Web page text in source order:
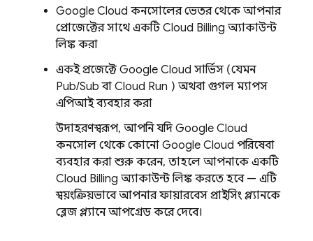
Google Cloud কনসোলের ভেতর থেকে আপনার
প্রোজেক্টের সাথে একটিCloud Billing অ্যাকাউন্ট
লিঙ্ক করা
একই প্রজেক্টে Google Cloud সার্ভিস (যেমন
Pub/Sub বা Cloud Run ) অথবা গুগল ম্যাপস
এপিআই ব্যবহার করা
উদাহরণস্বরূপ, আপনি যদি Google Cloud
কনসোল থেকে কোনো Google Cloud পরিষেবা
ব্যবহার করা শুরু করেন, তাহলে আপনাকে একটি
Cloud Billing অ্যাকাউন্ট লিঙ্ক করতে হবে — এটি
স্বয়ংক্রিয়ভাবে আপনার ফায়ারবেস প্রাইসিং প্ল্যানকে
ব্লেজ প্ল্যানে আপগ্রেড করে দেবে।